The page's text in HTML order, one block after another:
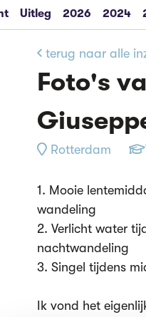
Uitleg 2026 2024
terug naar alle
Foto's
Rotterdam
1. Mooie
wandeling
2. Verlicht water
nachtwandeling
3. Singel tijdens
Ik vond het